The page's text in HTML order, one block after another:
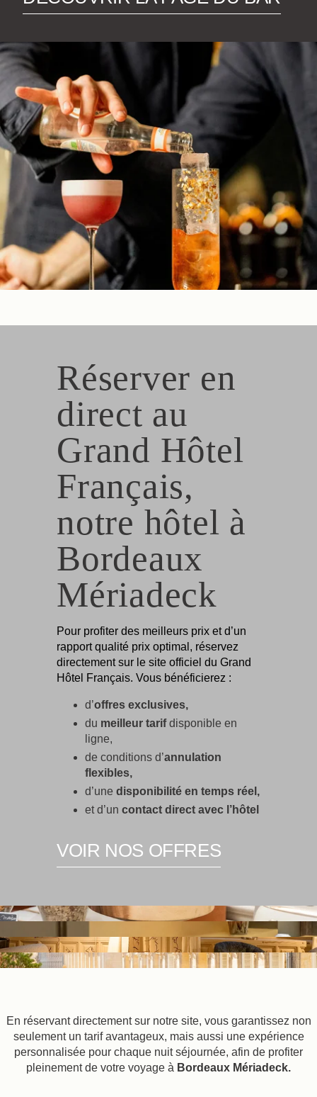
Réserver en
direct au
Grand Hôtel
Français,
notre hôtel à
Bordeaux
Mériadeck
Pour profiter des meilleurs prix et d’un
rapport qualité prix optimal, réservez
directement sur le site officiel du Grand
Hôtel Français. Vous bénéficierez :
d’offres exclusives,
du meilleur tarifdisponible en
ligne,
de conditions d’annulation
flexibles,
d’une disponibilité en temps réel,
et d’un contact direct avec l’hôtel
VOIR NOS OFFRES
En réservant directement sur notre site, vous garantissez non
seulement un tarif avantageux, mais aussi une expérience
personnalisée pour chaque nuit séjournée, afin de profiter
pleinement de votre voyage à Bordeaux Mériadeck.